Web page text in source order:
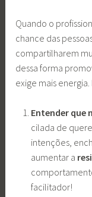
Quando o
chance das
compartilharem
dessa forma
exige mais energia.
Entender que
cilada de
intenções,
aumentar a
facilitador!